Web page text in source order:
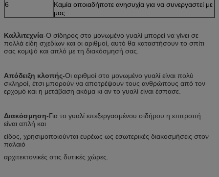
6
Καμία οποιαδήποτε ανησυχία για να συνεργαστεί με
μας
Καλλιτεχνία-Ο σίδηρος στο μονωμένο γυαλί μπορεί να γίνει σε
πολλά είδη σχεδίων και οι αριθμοί, αυτό θα καταστήσουν το σπίτι
σας κομψό και απλό με τη διακόσμησή σας.
Απόδειξη κλοπής-Οι αριθμοί στο μονωμένο γυαλί είναι πολύ
σκληροί, έτσι μπορούν να αποτρέψουν τους ανθρώπους από τον
ερχομό και η μετάβαση ακόμα κι αν το γυαλί είναι έσπασε.
Διακόσμηση-Για το γυαλί επεξεργασμένου σιδήρου η επιτροπή
είναι απλή και
είδος, χρησιμοποιούνται ευρέως ως εσωτερικές διακοσμήσεις στον
παλαιό
αρχιτεκτονικές στις δυτικές χώρες.